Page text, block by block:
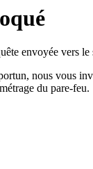
envoyée vers le
nous vous
du pare-feu.